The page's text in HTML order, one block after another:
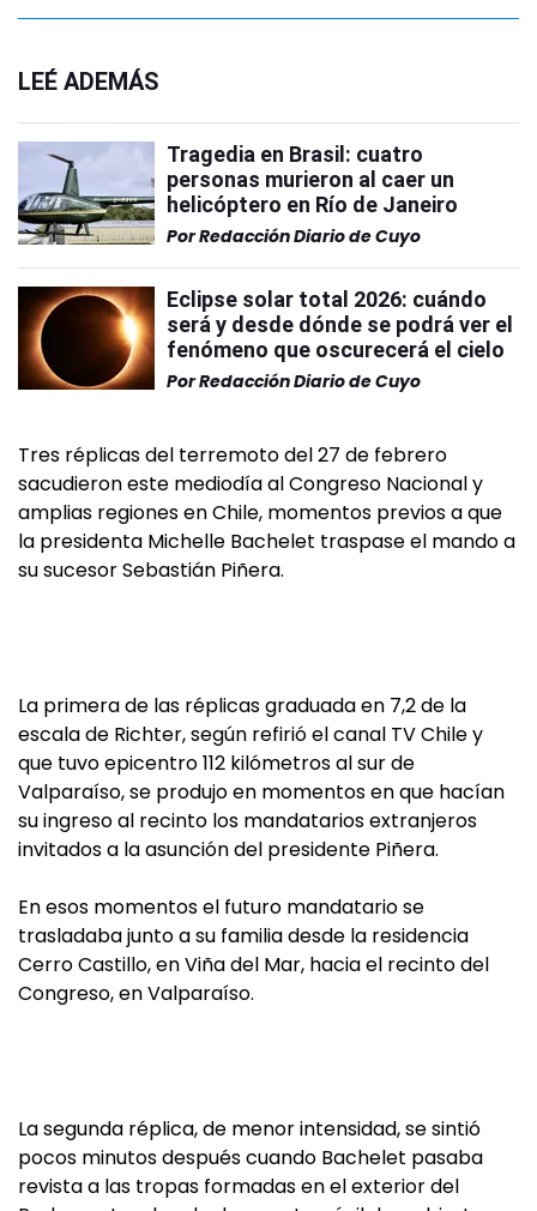
LEÉ ADEMÁS
Tragedia en Brasil: cuatro
personas murieron al caer un
helicóptero en Río de Janeiro
PorRedacción Diario de Cuyo
Eclipse solar total 2026: cuándo
será y desde dónde se podrá ver el
fenómeno que oscurecerá el cielo
PorRedacción Diario de Cuyo
Tres réplicas del terremoto del 27 de febrero
sacudieron este mediodía al Congreso Nacional y
amplias regiones en Chile, momentos previos a que
la presidenta Michelle Bachelet traspase el mando a
su sucesor Sebastián Piñera.
La primera de las réplicas graduada en 7,2 de la
escala de Richter, según refirió el canal TV Chile y
que tuvo epicentro 112 kilómetros al sur de
Valparaíso, se produjo en momentos en que hacían
su ingreso al recinto los mandatarios extranjeros
invitados a la asunción del presidente Piñera.
En esos momentos el futuro mandatario se
trasladaba junto a su familia desde la residencia
Cerro Castillo, en Viña del Mar, hacia el recinto del
Congreso, en Valparaíso.
La segunda réplica, de menor intensidad, se sintió
pocos minutos después cuando Bachelet pasaba
revista a las tropas formadas en el exterior del